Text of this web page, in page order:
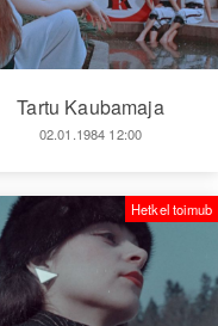
Tartu Kaubamaja
02.01.1984 12:00
Hetkel toimub